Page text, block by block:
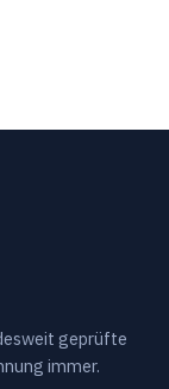
geprüfte
immer.